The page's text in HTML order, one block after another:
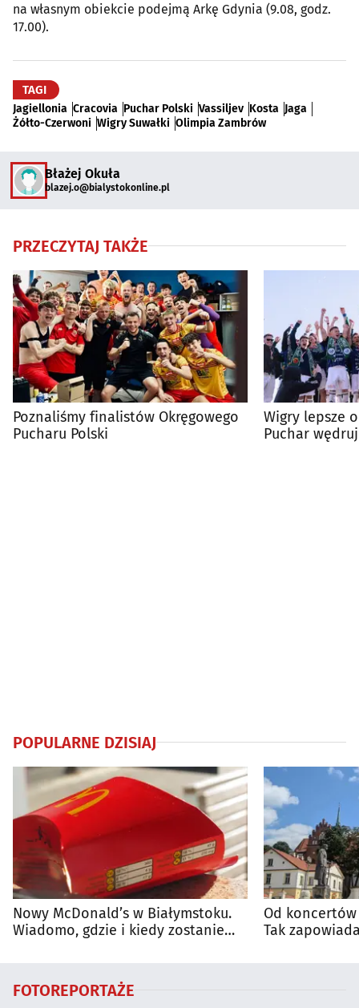
na własnym obiekcie podejmą Arkę Gdynia (9.08, godz.
17.00).
TAGI
Jagiellonia Cracovia Puchar Polski Vassiljev Kosta Jaga
Żółto-Czerwoni Wigry Suwałki Olimpia Zambrów
Błażej Okuła
blazej.o@bialystokonline.pl
PRZECZYTAJ TAKŻE
Poznaliśmy finalistów Okręgowego
Pucharu Polski
Wigry lepsze
Puchar
POPULARNE DZISIAJ
Nowy McDonald’s w Białymstoku.
Wiadomo, gdzie i kiedy zostanie
Od
Tak
FOTOREPORTAŻE